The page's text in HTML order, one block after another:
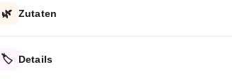
Energie
🌿 Zutaten
Würzsauce (Paprika, Tomaten, Kreuzkümmel,
🏷️ Details